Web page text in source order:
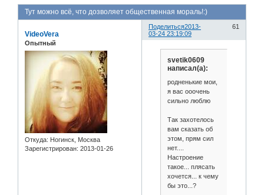
Тут можно всё, что дозволяет общественная мораль!:)
Поделиться 61
2013-
03-24 23:19:09
VideoVera
Опытный
Откуда: Ногинск, Москва
Зарегистрирован: 2013-01-26
svetik0609
написал(а):
родненькие мои,
я вас ооочень
сильно люблю
Так захотелось
вам сказать об
этом, прям сил
нет....
Настроение
такое... плясать
хочется... к чему
бы это...?